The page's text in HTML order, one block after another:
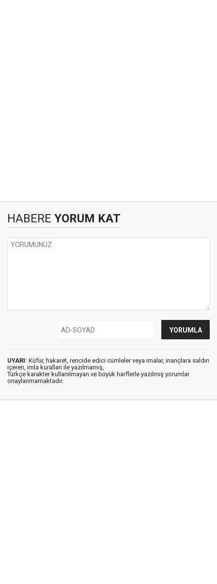
HABERE YORUM KAT
UYARI: Küfür, hakaret, rencide edici cümleler veya imalar, inançlara saldırı
içeren, imla kuralları ile yazılmamış,
Türkçe karakter kullanılmayan ve büyük harflerle yazılmış yorumlar
onaylanmamaktadır.